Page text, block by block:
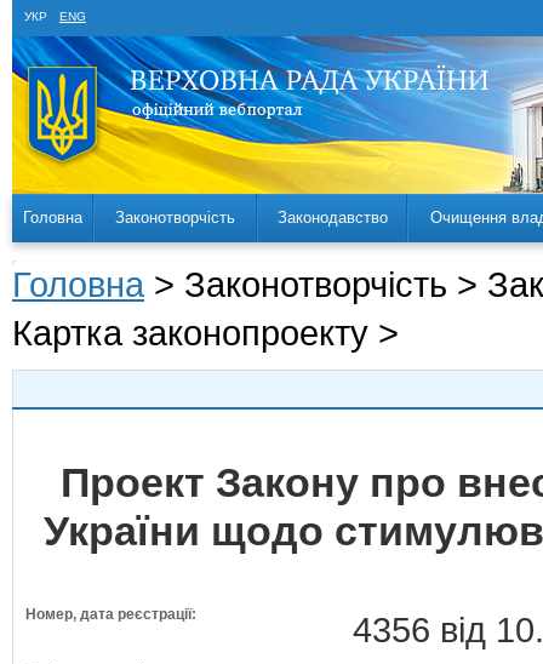
УКР ENG
Головна Законотворчість Законодавство Очищення
Головна > Законотворчість >
Картка законопроекту >
Проект Закону про
України щодо
Номер, дата реєстрації: 4356 від